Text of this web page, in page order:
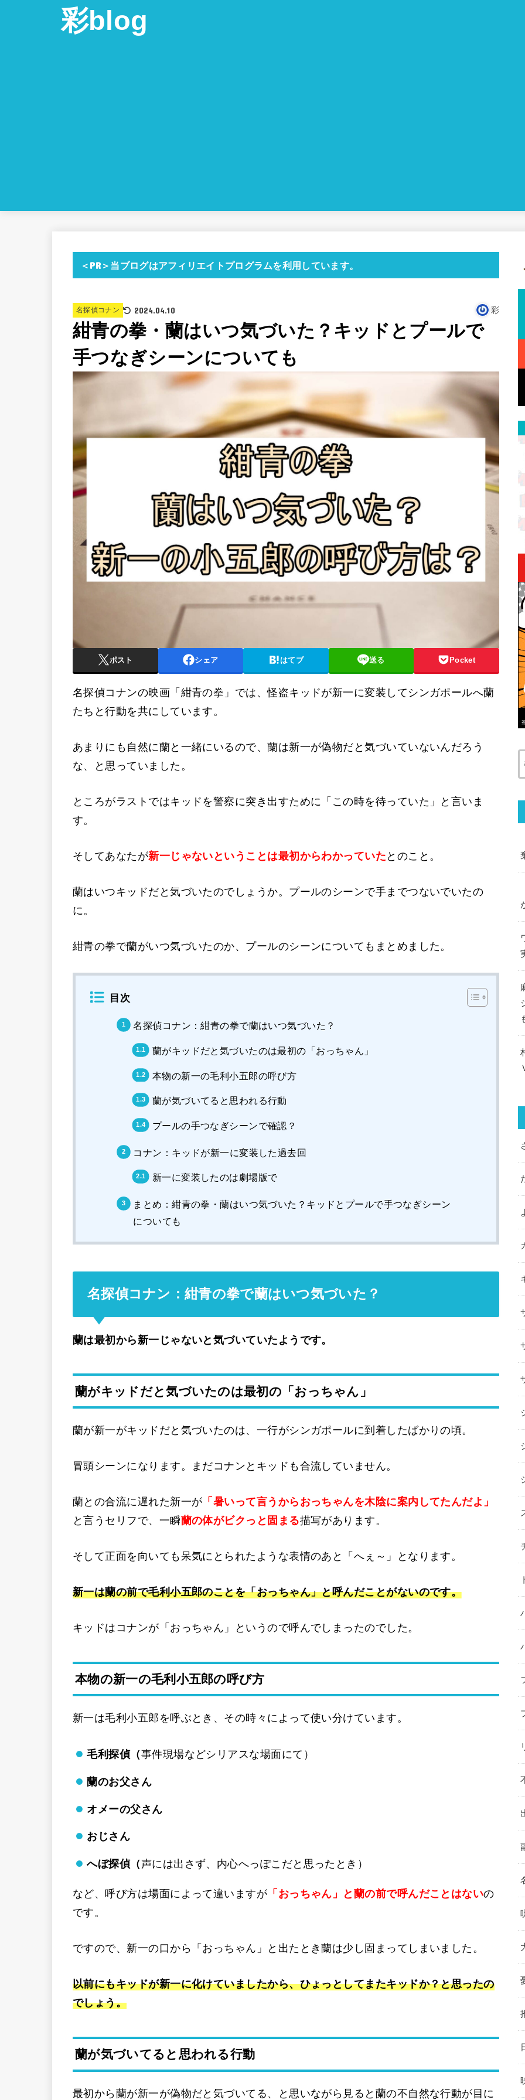
彩blog
＜PR＞当ブログはアフィリエイトプログラムを利用しています。
名探偵コナン 2024.04.10 彩
紺青の拳・蘭はいつ気づいた？キッドとプールで
手つなぎシーンについても
ポスト シェア はてブ 送る Pocket
名探偵コナンの映画「紺青の拳」では、怪盗キッドが新一に変装してシンガポールへ蘭
たちと行動を共にしています。
あまりにも自然に蘭と一緒にいるので、蘭は新一が偽物だと気づいていないんだろう
な、と思っていました。
ところがラストではキッドを警察に突き出すために「この時を待っていた」と言いま
す。
そしてあなたが新一じゃないということは最初からわかっていた とのこと。
蘭はいつキッドだと気づいたのでしょうか。プールのシーンで手までつないでいたの
に。
紺青の拳で蘭がいつ気づいたのか、プールのシーンについてもまとめました。
目次
名探偵コナン：紺青の拳で蘭はいつ気づいた？
蘭がキッドだと気づいたのは最初の「おっちゃん」
本物の新一の毛利小五郎の呼び方
蘭が気づいてると思われる行動
プールの手つなぎシーンで確認？
コナン：キッドが新一に変装した過去回
新一に変装したのは劇場版で
まとめ：紺青の拳・蘭はいつ気づいた？キッドとプールで手つなぎシーン
についても
名探偵コナン：紺青の拳で蘭はいつ気づいた？
蘭は最初から新一じゃないと気づいていたようです。
蘭がキッドだと気づいたのは最初の「おっちゃん」
蘭が新一がキッドだと気づいたのは、一行がシンガポールに到着したばかりの頃。
冒頭シーンになります。まだコナンとキッドも合流していません。
蘭との合流に遅れた新一が 「暑いって言うからおっちゃんを木陰に案内してたんだよ」
と言うセリフで、一瞬蘭の体がビクっと固まる描写があります。
そして正面を向いても呆気にとられたような表情のあと「へぇ～」となります。
新一は蘭の前で毛利小五郎のことを「おっちゃん」と呼んだことがないのです。
キッドはコナンが「おっちゃん」というので呼んでしまったのでした。
本物の新一の毛利小五郎の呼び方
新一は毛利小五郎を呼ぶとき、その時々によって使い分けています。
毛利探偵（事件現場などシリアスな場面にて）
蘭のお父さん
オメーの父さん
おじさん
へぼ探偵（ 声には出さず、内心へっぽこだと思ったとき）
など、呼び方は場面によって違いますが 「おっちゃん」と蘭の前で呼んだことはないの
です。
ですので、新一の口から「おっちゃん」と出たとき蘭は少し固まってしまいました。
以前にもキッドが新一に化けていましたから、ひょっとしてまたキッドか？と思ったの
でしょう。
蘭が気づいてると思われる行動
最初から蘭が新一が偽物だと気づいてる、と思いながら見ると蘭の不自然な行動が目に